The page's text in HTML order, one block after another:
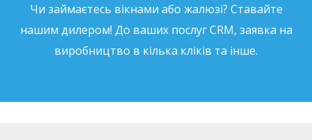
Чи займаєтесь вікнами або жалюзі? Ставайте
нашим дилером! До ваших послуг CRM, заявка на
виробництво в кілька кліків та інше.